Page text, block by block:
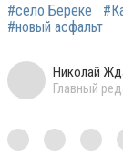
#село Береке
#новый асфальт
Николай
Главный